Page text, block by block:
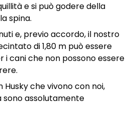
e si può godere della
spina.
e, previo accordo, il nostro
di 1,80 m può essere
i cani che non possono essere
che vivono con noi,
sono assolutamente